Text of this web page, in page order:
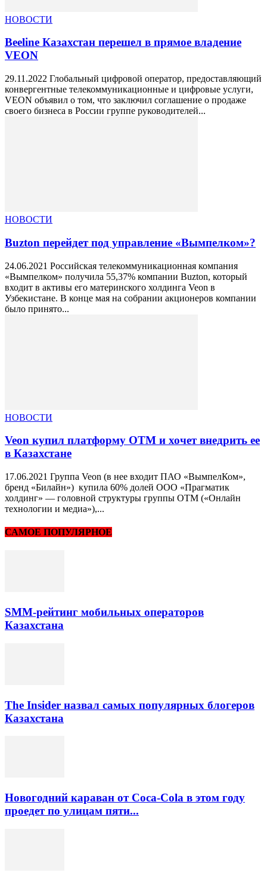
НОВОСТИ
Beeline Казахстан перешел в прямое владение
VEON
29.11.2022 Глобальный цифровой оператор, предоставляющий
конвергентные телекоммуникационные и цифровые услуги,
VEON объявил о том, что заключил соглашение о продаже
своего бизнеса в России группе руководителей...
НОВОСТИ
Buzton перейдет под управление «Вымпелком»?
24.06.2021 Российская телекоммуникационная компания
«Вымпелком» получила 55,37% компании Buzton, который
входит в активы его материнского холдинга Veon в
Узбекистане. В конце мая на собрании акционеров компании
было принято...
НОВОСТИ
Veon купил платформу OTM и хочет внедрить ее
в Казахстане
17.06.2021 Группа Veon (в нее входит ПАО «ВымпелКом»,
бренд «Билайн») купила 60% долей ООО «Прагматик
холдинг» — головной структуры группы ОТМ («Онлайн
технологии и медиа»),...
САМОЕ ПОПУЛЯРНОЕ
SMM-рейтинг мобильных операторов
Казахстана
The Insider назвал самых популярных блогеров
Казахстана
Новогодний караван от Coca-Cola в этом году
проедет по улицам пяти...